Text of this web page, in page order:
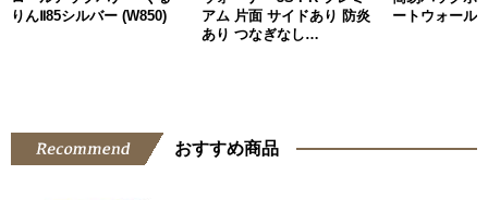
りんⅡ85シルバー (W850)
アム 片面 サイドあり 防炎
あり つなぎなし
ートウォー
おすすめ商品